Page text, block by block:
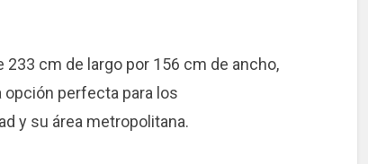
cm de largo por 156 cm de ancho,
perfecta para los
y su área metropolitana.